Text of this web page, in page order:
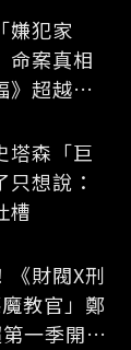
嫌犯家
命案真相
超越懸
塔森「巨
想說：
槽
《財閥X刑
教官」鄭
一季開紅